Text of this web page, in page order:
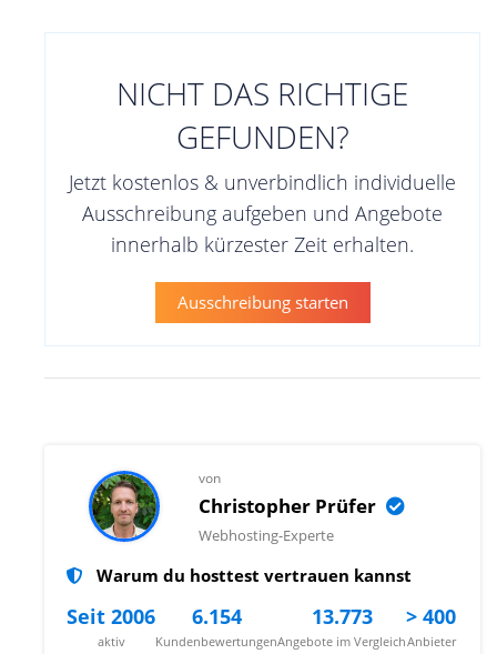
NICHT DAS RICHTIGE
GEFUNDEN?
Jetzt kostenlos & unverbindlich individuelle
Ausschreibung aufgeben und Angebote
innerhalb kürzester Zeit erhalten.
Ausschreibung starten
von
Christopher Prüfer
Webhosting-Experte
Warum du hosttest vertrauen kannst
Seit 2006
aktiv
6.154
Kundenbewertungen
13.773
Angebote im Vergleich
> 400
Anbieter